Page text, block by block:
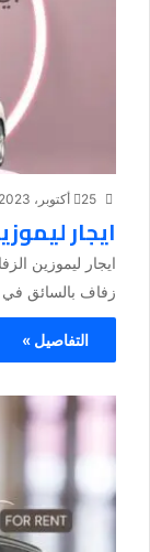
25 أكتوبر، 2023
ايجار
زفاف بالسائق في
التفاصيل »